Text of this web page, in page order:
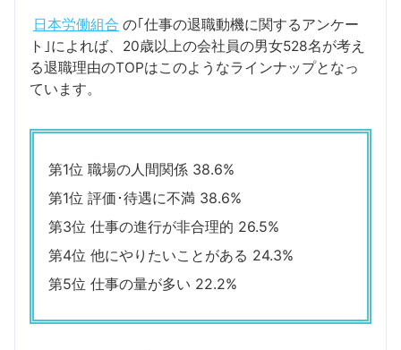
日本労働組合 の｢仕事の退職動機に関するアンケー
ト｣によれば、20歳以上の会社員の男女528名が考え
る退職理由のTOPはこのようなラインナップとなっ
ています。
第1位 職場の人間関係 38.6%
第1位 評価･待遇に不満 38.6%
第3位 仕事の進行が非合理的 26.5%
第4位 他にやりたいことがある 24.3%
第5位 仕事の量が多い 22.2%